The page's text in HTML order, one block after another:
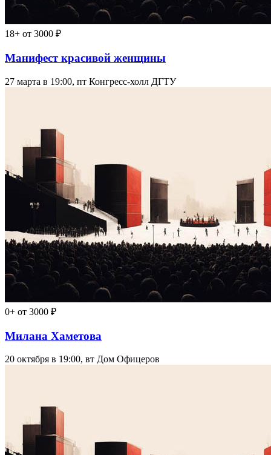
18+ от 3000 ₽
Манифест красивой женщины
27 марта в 19:00, пт Конгресс-холл ДГТУ
0+ от 3000 ₽
Милана Хаметова
20 октября в 19:00, вт Дом Офицеров